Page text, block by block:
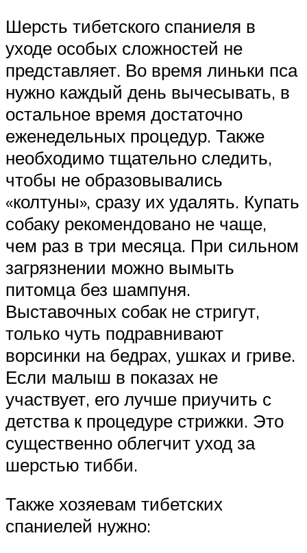
Шерсть тибетского спаниеля в
уходе особых сложностей не
представляет. Во время линьки пса
нужно каждый день вычесывать, в
остальное время достаточно
еженедельных процедур. Также
необходимо тщательно следить,
чтобы не образовывались
«колтуны», сразу их удалять. Купать
собаку рекомендовано не чаще,
чем раз в три месяца. При сильном
загрязнении можно вымыть
питомца без шампуня.
Выставочных собак не стригут,
только чуть подравнивают
ворсинки на бедрах, ушках и гриве.
Если малыш в показах не
участвует, его лучше приучить с
детства к процедуре стрижки. Это
существенно облегчит уход за
шерстью тибби.
Также хозяевам тибетских
спаниелей нужно: